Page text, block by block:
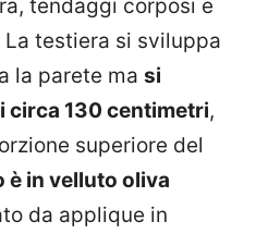
tendaggi corposi e
testiera si sviluppa
la parete ma si
circa 130 centimetri,
superiore del
è in velluto oliva
da applique in